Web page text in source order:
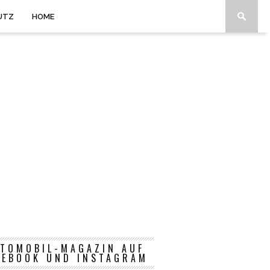
HOME
MAGAZIN AUF
UND INSTAGRAM